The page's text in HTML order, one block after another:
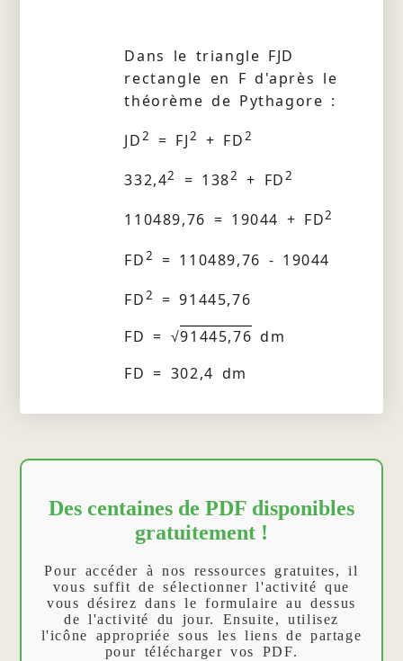
Dans le triangle FJD
rectangle en F d'après le
théorème de Pythagore :
JD2 = FJ2 + FD2
332,42 = 1382 + FD2
110489,76 = 19044 + FD2
FD2 = 110489,76 - 19044
FD2
= 91445,76
FD = √91445,76 dm
FD = 302,4 dm
Des centaines de PDF disponibles
gratuitement !
Pour accéder à nos ressources gratuites, il
vous suffit de sélectionner l'activité que
vous désirez dans le formulaire au dessus
de l'activité du jour. Ensuite, utilisez
l'icône appropriée sous les liens de partage
pour télécharger vos PDF.